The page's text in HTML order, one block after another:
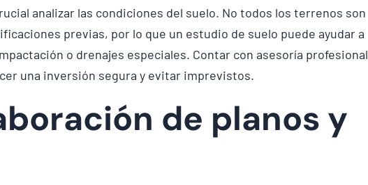
analizar las condiciones del suelo. No todos los terrenos son
previas, por lo que un estudio de suelo puede ayudar a
o drenajes especiales. Contar con asesoría profesional
una inversión segura y evitar imprevistos.
de planos y